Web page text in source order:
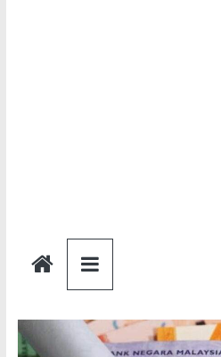
Semakan
Bantuan
Semakan